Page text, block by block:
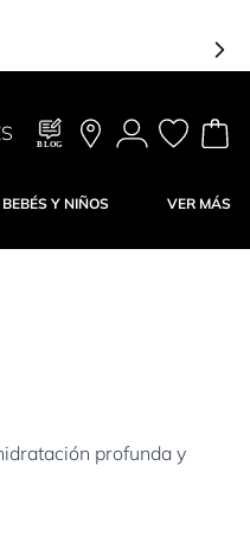
BLOG
BEBÉS Y NIÑOS VER MÁS
profunda y